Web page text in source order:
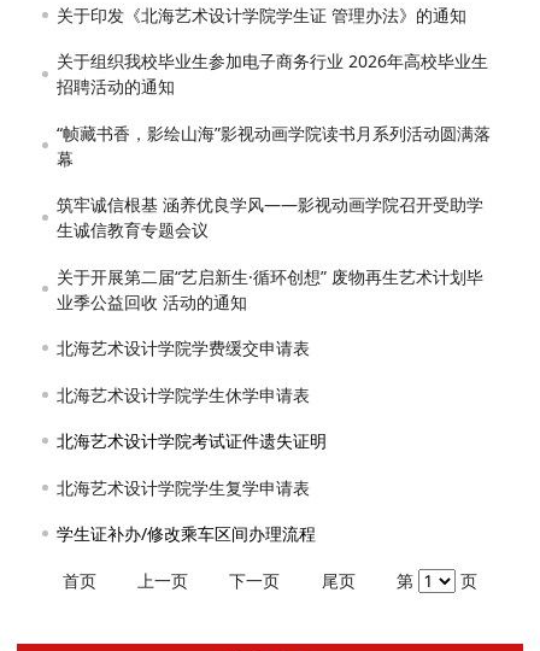
关于印发《北海艺术设计学院学生证 管理办法》的通知
关于组织我校毕业生参加电子商务行业 2026年高校毕业生
招聘活动的通知
“帧藏书香，影绘山海”影视动画学院读书月系列活动圆满落
幕
筑牢诚信根基 涵养优良学风——影视动画学院召开受助学
生诚信教育专题会议
关于开展第二届“艺启新生·循环创想” 废物再生艺术计划毕
业季公益回收 活动的通知
北海艺术设计学院学费缓交申请表
北海艺术设计学院学生休学申请表
北海艺术设计学院考试证件遗失证明
北海艺术设计学院学生复学申请表
学生证补办/修改乘车区间办理流程
首页 上一页 下一页 尾页 第 页